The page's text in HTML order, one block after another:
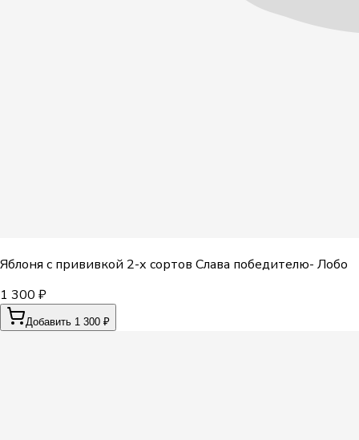
Яблоня с прививкой 2-х сортов Слава победителю- Лобо
1 300 ₽
Добавить 1 300 ₽